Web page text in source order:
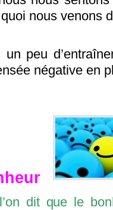
nous venons
peu
négative en
dit que le